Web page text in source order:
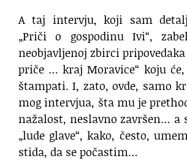
A taj intervju, koji sam
„Priči o gospodinu Ivi“,
neobjavljenoj zbirci pripovedaka
priče … kraj Moravice“ koju
štampati. I, zato, ovde, samo
mog intervjua, šta mu je
nažalost, neslavno završen… a
„lude glave“, kako, često,
stida, da se počastim…